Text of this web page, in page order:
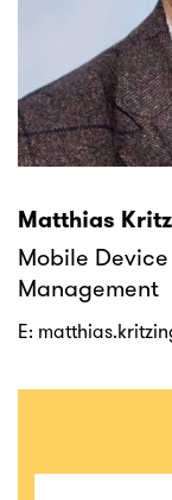
Matthias
Mobile
Management
E: